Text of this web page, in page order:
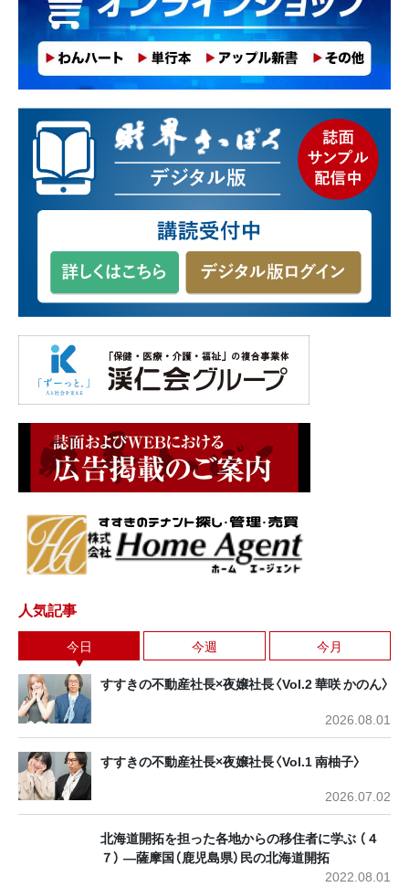
人気記事
今日 今週 今月
すすきの不動産社長×夜嬢社長〈Vol.2 華咲 かのん〉
2026.08.01
すすきの不動産社長×夜嬢社長〈Vol.1 南柚子〉
2026.07.02
北海道開拓を担った各地からの移住者に学ぶ （４
７） ―薩摩国（鹿児島県）民の北海道開拓
2022.08.01